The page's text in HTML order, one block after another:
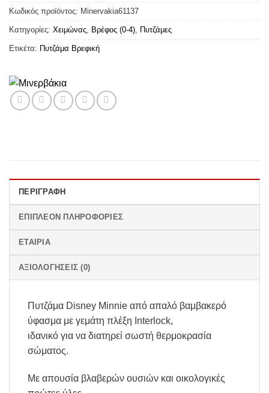
Κωδικός προϊόντος: Minervakia61137
Κατηγορίες: Χειμώνας Βρέφος (0-4) Πυτζάμες
Ετικέτα: Πυτζάμα Βρεφική
ΠΕΡΙΓΡΑΦΉ
ΕΠΙΠΛΈΟΝ ΠΛΗΡΟΦΟΡΊΕΣ
ΕΤΑΙΡΊΑ
ΑΞΙΟΛΟΓΉΣΕΙΣ (0)
Πυτζάμα Disney Minnie από απαλό βαμβακερό
ύφασμα με γεμάτη πλέξη Interlock,
ιδανικό για να διατηρεί σωστή θερμοκρασία
σώματος.
Με απουσία βλαβερών ουσιών και οικολογικές